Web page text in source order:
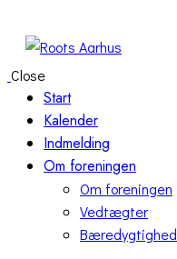
Close
Start
Kalender
Indmelding
Om foreningen
Om foreningen
Vedtægter
Bæredygtighed